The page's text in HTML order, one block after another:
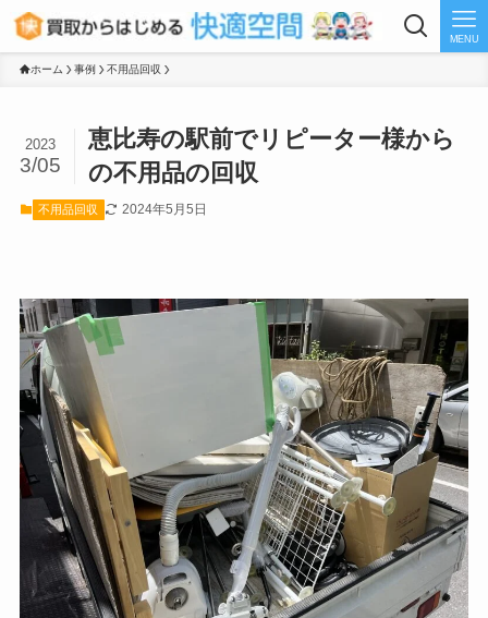
MENU
ホーム 事例 不用品回収
恵比寿の駅前でリピーター様から
の不用品の回収
2023
3/05
不用品回収 2024年5月5日